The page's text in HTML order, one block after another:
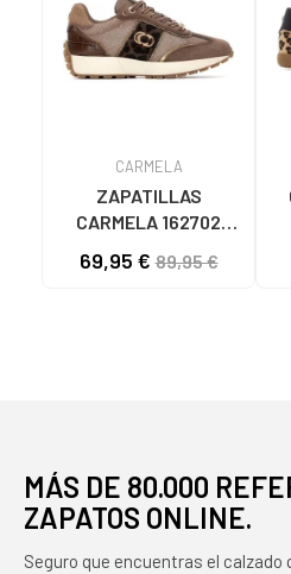
CARMELA
ZAPATILLAS
CARMELA 162702
69,95 €89,95 €
MÁS DE 80.000
ZAPATOS ONLINE.
Seguro que encuentras el calzado